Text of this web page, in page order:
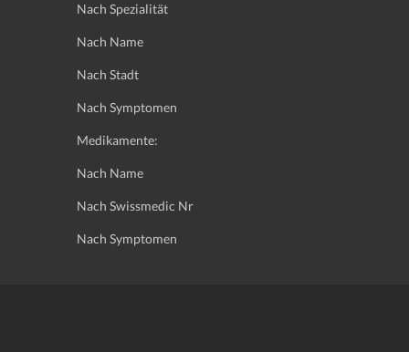
Nach Spezialität
Nach Name
Nach Stadt
Nach Symptomen
Medikamente:
Nach Name
Nach Swissmedic Nr
Nach Symptomen